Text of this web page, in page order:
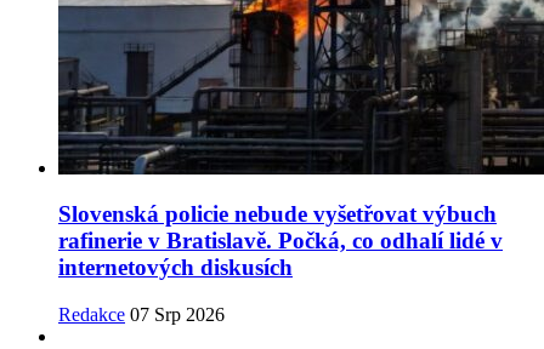
Slovenská policie nebude vyšetřovat výbuch
rafinerie v Bratislavě. Počká, co odhalí lidé v
internetových diskusích
Redakce 07 Srp 2026